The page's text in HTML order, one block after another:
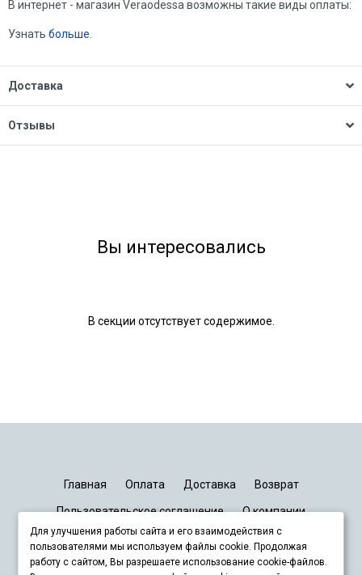
В интернет - магазин Veraodessa возможны такие виды оплаты:
Узнать больше.
Доставка
Отзывы
Вы интересовались
В секции отсутствует содержимое.
Главная Оплата Доставка Возврат
Пользовательское соглашение О компании
График работы Киев Днепр Запорожье
Для улучшения работы сайта и его взаимодействия с
пользователями мы используем файлы cookie. Продолжая
работу с сайтом, Вы разрешаете использование cookie-файлов.